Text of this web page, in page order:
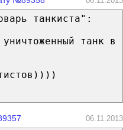
танкиста":
танк в
06.11.2013